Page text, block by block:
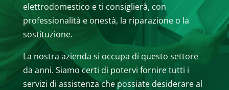
elettrodomestico e ti consiglierà, con
professionalità e onestà, la riparazione o la
sostituzione.
La nostra azienda si occupa di questo settore
da anni. Siamo certi di potervi fornire tutti i
servizi di assistenza che possiate desiderare al